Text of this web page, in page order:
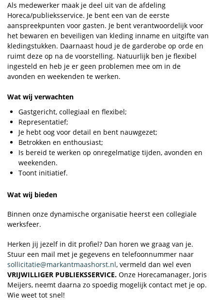
Als medewerker maak je deel uit van de afdeling
Horeca/publieksservice. Je bent een van de eerste
aanspreekpunten voor gasten. Je bent verantwoordelijk voor
het bewaren en beveiligen van kleding inname en uitgifte van
kledingstukken. Daarnaast houd je de garderobe op orde en
ruimt deze op na de voorstelling. Natuurlijk ben je flexibel
ingesteld en heb je er geen problemen mee om in de
avonden en weekenden te werken.
Wat wij verwachten
Gastgericht, collegiaal en flexibel;
Representatief;
Je hebt oog voor detail en bent nauwgezet;
Betrokken en enthousiast;
Is bereid te werken op onregelmatige tijden, avonden en
weekenden.
Toont initiatief.
Wat wij bieden
Binnen onze dynamische organisatie heerst een collegiale
werksfeer.
Herken jij jezelf in dit profiel? Dan horen we graag van je.
Stuur een mail met je gegevens en telefoonnummer naar
sollicitatie@markantmaashorst.nl, vermeld dan wel even
VRIJWILLIGER PUBLIEKSSERVICE. Onze Horecamanager, Joris
Meijers, neemt daarna zo spoedig mogelijk contact met je op.
Wie weet tot snel!